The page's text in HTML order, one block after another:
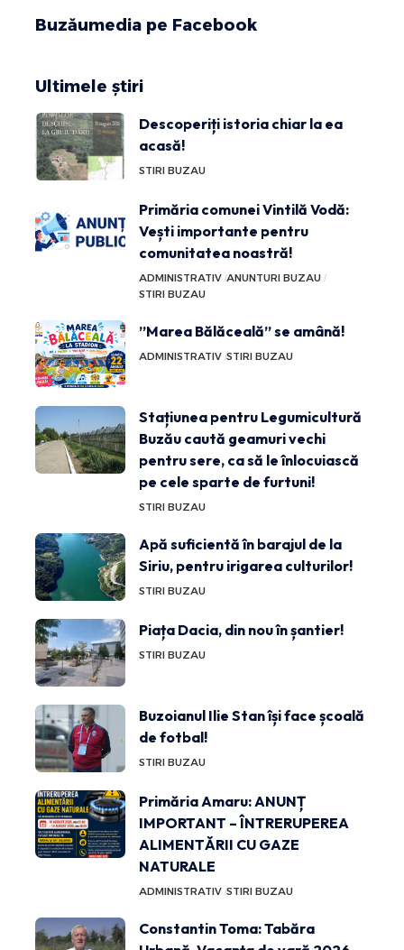
Buzăumedia pe Facebook
Ultimele știri
Descoperiți istoria chiar la ea
acasă!
STIRI BUZAU
Primăria comunei Vintilă Vodă:
Vești importante pentru
comunitatea noastră!
ADMINISTRATIV ANUNTURI BUZAU
STIRI BUZAU
”Marea Bălăceală” se amână!
ADMINISTRATIV STIRI BUZAU
Stațiunea pentru Legumicultură
Buzău caută geamuri vechi
pentru sere, ca să le înlocuiască
pe cele sparte de furtuni!
STIRI BUZAU
Apă suficientă în barajul de la
Siriu, pentru irigarea culturilor!
STIRI BUZAU
Piața Dacia, din nou în șantier!
STIRI BUZAU
Buzoianul Ilie Stan își face școală
de fotbal!
STIRI BUZAU
Primăria Amaru: ANUNȚ
IMPORTANT – ÎNTRERUPEREA
ALIMENTĂRII CU GAZE
NATURALE
ADMINISTRATIV STIRI BUZAU
Constantin Toma: Tabăra